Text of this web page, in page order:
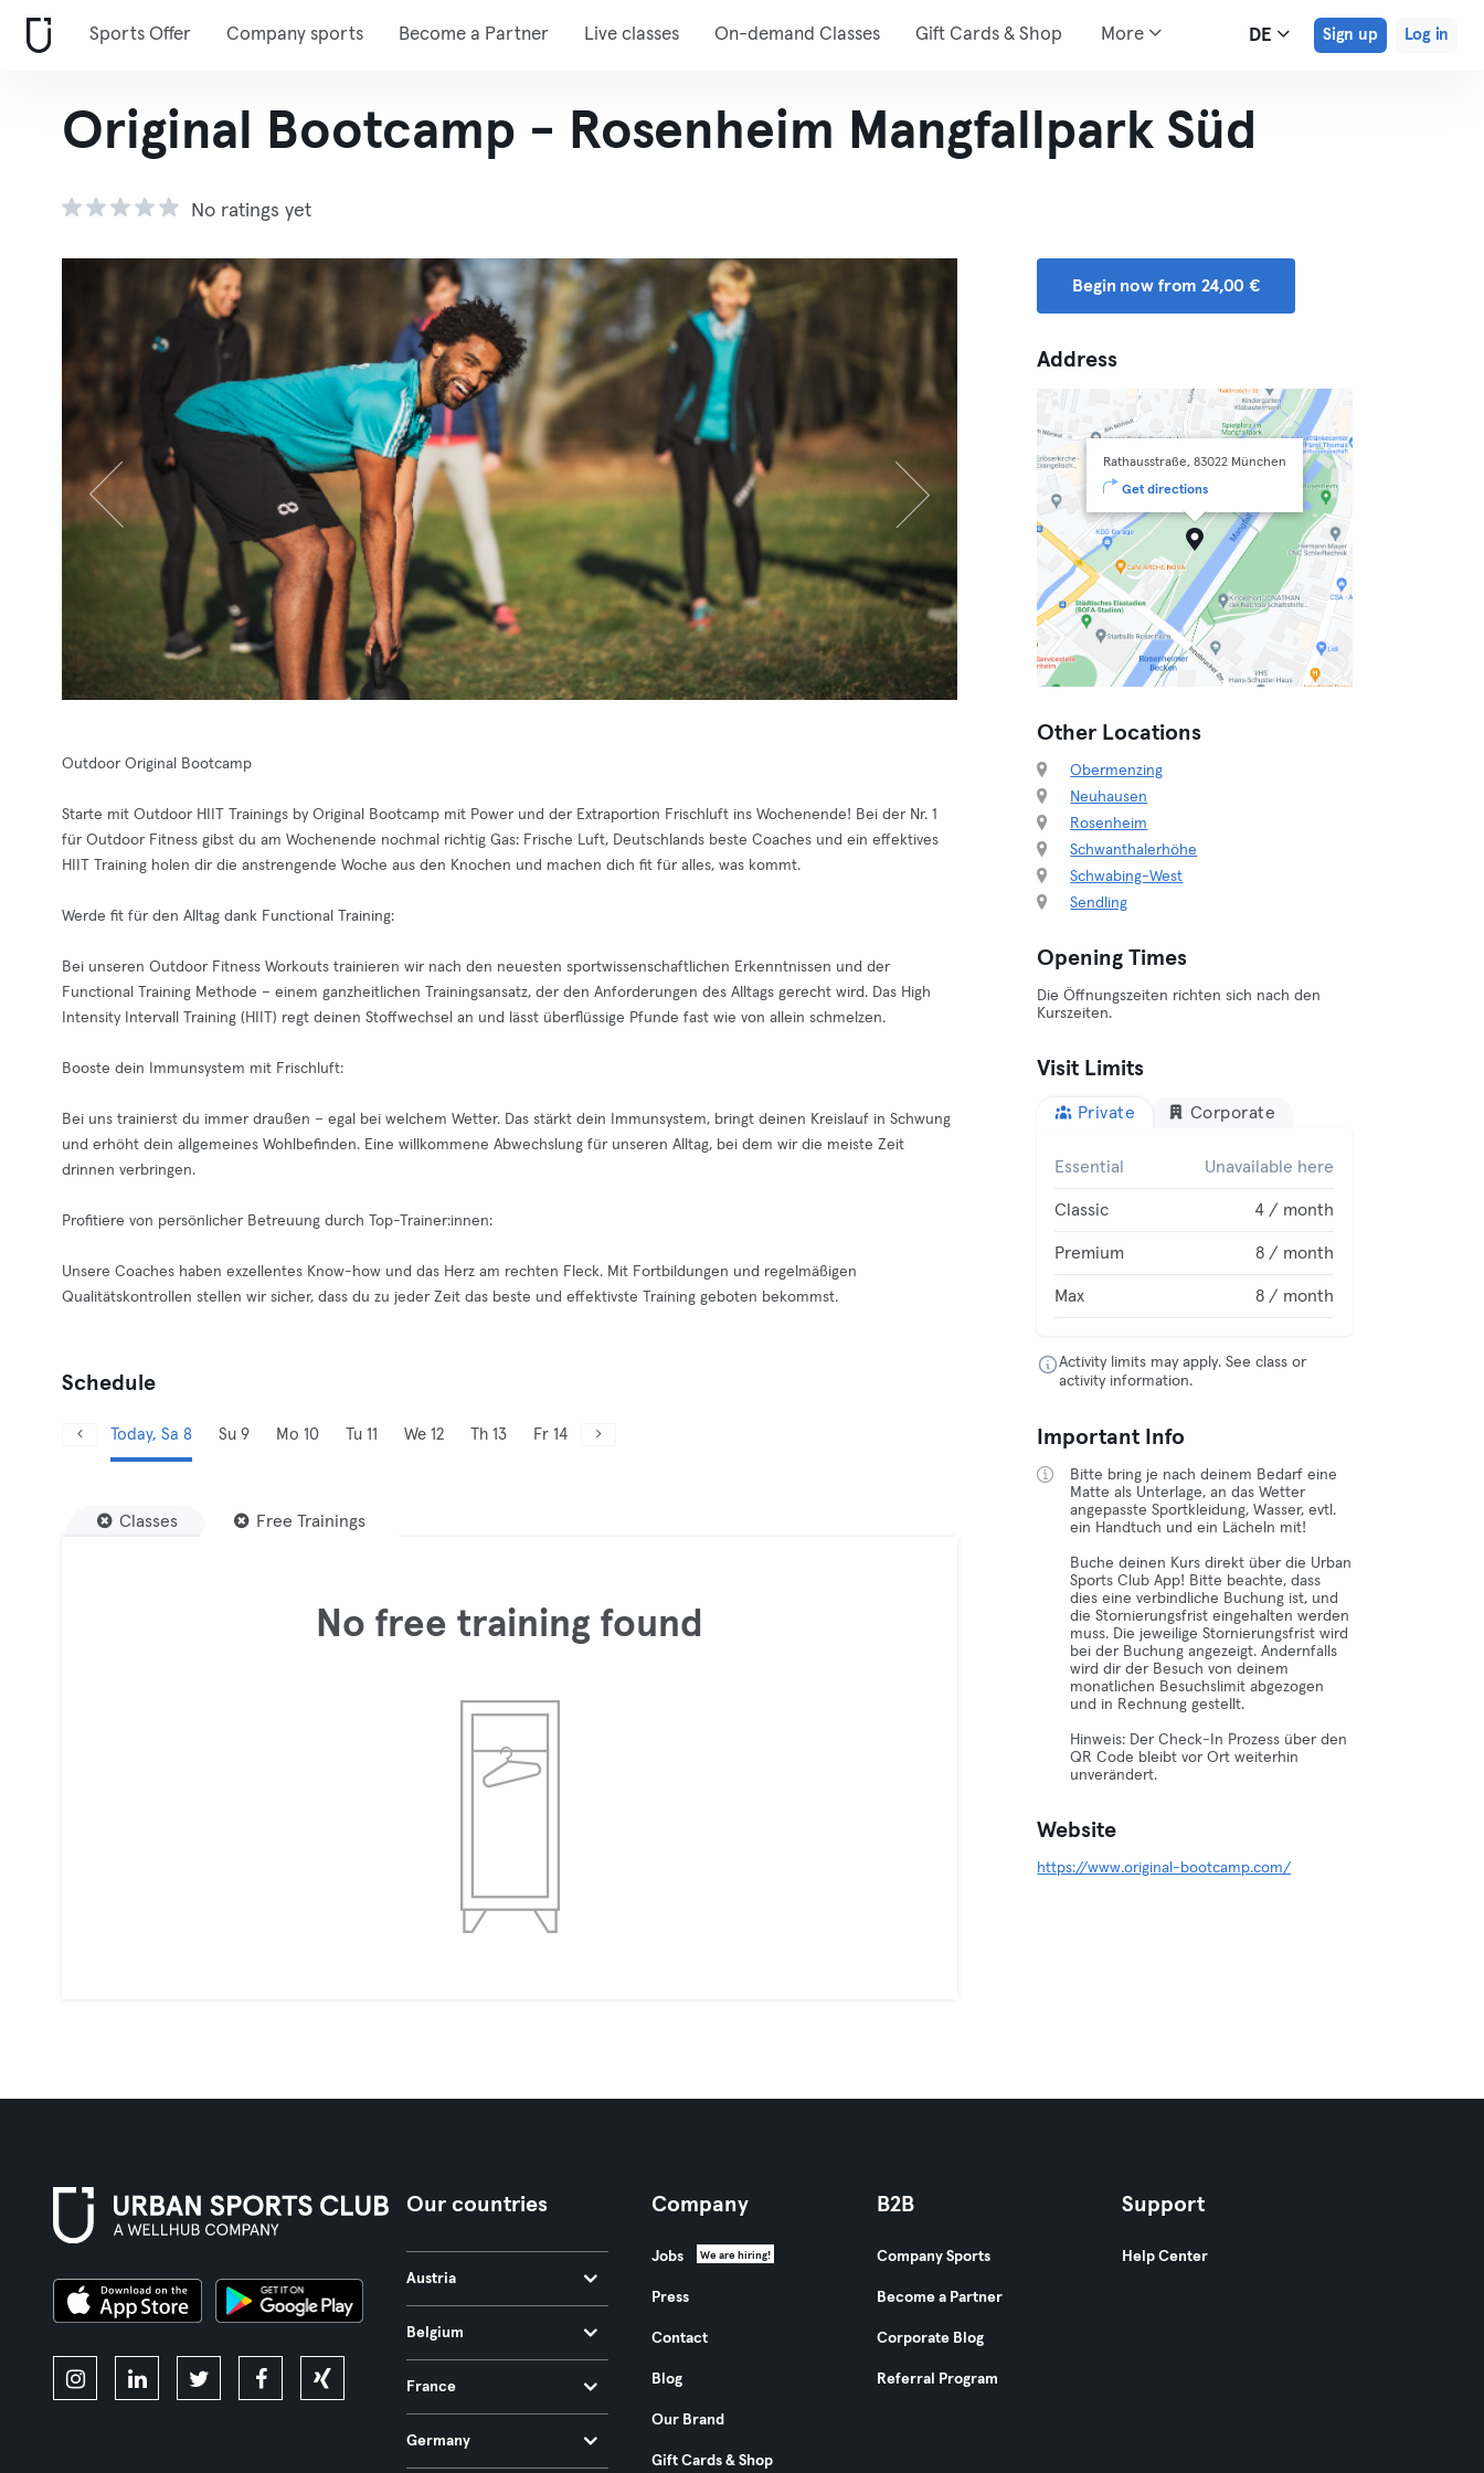
Sports Offer Company sports Become a Partner Live classes On-demand Classes Gift Cards & Shop More DE Sign up Log in
Original Bootcamp - Rosenheim Mangfallpark Süd
No ratings yet
Outdoor Original Bootcamp
Starte mit Outdoor HIIT Trainings by Original Bootcamp mit Power und der Extraportion Frischluft ins Wochenende! Bei der Nr. 1
für Outdoor Fitness gibst du am Wochenende nochmal richtig Gas: Frische Luft, Deutschlands beste Coaches und ein effektives
HIIT Training holen dir die anstrengende Woche aus den Knochen und machen dich fit für alles, was kommt.
Werde fit für den Alltag dank Functional Training:
Bei unseren Outdoor Fitness Workouts trainieren wir nach den neuesten sportwissenschaftlichen Erkenntnissen und der
Functional Training Methode – einem ganzheitlichen Trainingsansatz, der den Anforderungen des Alltags gerecht wird. Das High
Intensity Intervall Training (HIIT) regt deinen Stoffwechsel an und lässt überflüssige Pfunde fast wie von allein schmelzen.
Booste dein Immunsystem mit Frischluft:
Bei uns trainierst du immer draußen – egal bei welchem Wetter. Das stärkt dein Immunsystem, bringt deinen Kreislauf in Schwung
und erhöht dein allgemeines Wohlbefinden. Eine willkommene Abwechslung für unseren Alltag, bei dem wir die meiste Zeit
drinnen verbringen.
Profitiere von persönlicher Betreuung durch Top-Trainer:innen:
Unsere Coaches haben exzellentes Know-how und das Herz am rechten Fleck. Mit Fortbildungen und regelmäßigen
Qualitätskontrollen stellen wir sicher, dass du zu jeder Zeit das beste und effektivste Training geboten bekommst.
Schedule
Today, Sa 8 Su 9 Mo 10 Tu 11 We 12 Th 13 Fr 14
Classes Free Trainings
No free training found
Begin now from 24,00 €
Address
Rathausstraße, 83022 München
Get directions
Other Locations
Obermenzing
Neuhausen
Rosenheim
Schwanthalerhöhe
Schwabing-West
Sendling
Opening Times
Die Öffnungszeiten richten sich nach den
Kurszeiten.
Visit Limits
Private Corporate
Essential Unavailable here
Classic 4 / month
Premium 8 / month
Max 8 / month
Activity limits may apply. See class or
activity information.
Important Info
Bitte bring je nach deinem Bedarf eine
Matte als Unterlage, an das Wetter
angepasste Sportkleidung, Wasser, evtl.
ein Handtuch und ein Lächeln mit!
Buche deinen Kurs direkt über die Urban
Sports Club App! Bitte beachte, dass
dies eine verbindliche Buchung ist, und
die Stornierungsfrist eingehalten werden
muss. Die jeweilige Stornierungsfrist wird
bei der Buchung angezeigt. Andernfalls
wird dir der Besuch von deinem
monatlichen Besuchslimit abgezogen
und in Rechnung gestellt.
Hinweis: Der Check-In Prozess über den
QR Code bleibt vor Ort weiterhin
unverändert.
Website
https://www.original-bootcamp.com/
Our countries
Austria
Belgium
France
Germany
Company
Jobs We are hiring!
Press
Contact
Blog
Our Brand
Gift Cards & Shop
B2B
Company Sports
Become a Partner
Corporate Blog
Referral Program
Support
Help Center